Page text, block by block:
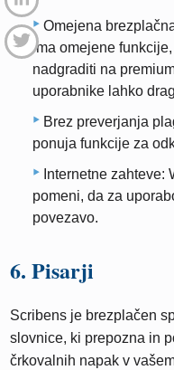
Omejena
ima omejene
nadgraditi na
uporabnike lahko
Brez preverjanja
ponuja funkcije za
Internetne zahteve:
pomeni, da za
povezavo.
6. Pisarji
Scribens je brezplačen
slovnice, ki prepozna in
črkovalnih napak v